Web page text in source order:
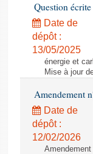
Question
Date de
dépôt :
13/05/2025
énergie et
Mise à jour
Amendement
Date de
dépôt :
12/02/2026